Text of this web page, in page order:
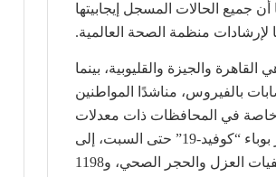
وفاة جديدة، موضحًا أن جميع الحالات المسجل إيجابيتها
منظمة الصحة العالمية.
والجيزة والقليوبية، بينما
بالفيروس، مناشدًا المواطنين
خاصة في المحافظات ذات معدلات
الإصابة العالية. ووصل إجمالي عدد حالات الإصابة التي تم تسجيلها في مصر بوباء “كوفيد-19” حتى السبت، إلى
32 ألفا و612 حالة، من بينهم 8538 حالة تم شفاؤها وخرجت من مستشفيات العزل والحجر الصحي، و1198